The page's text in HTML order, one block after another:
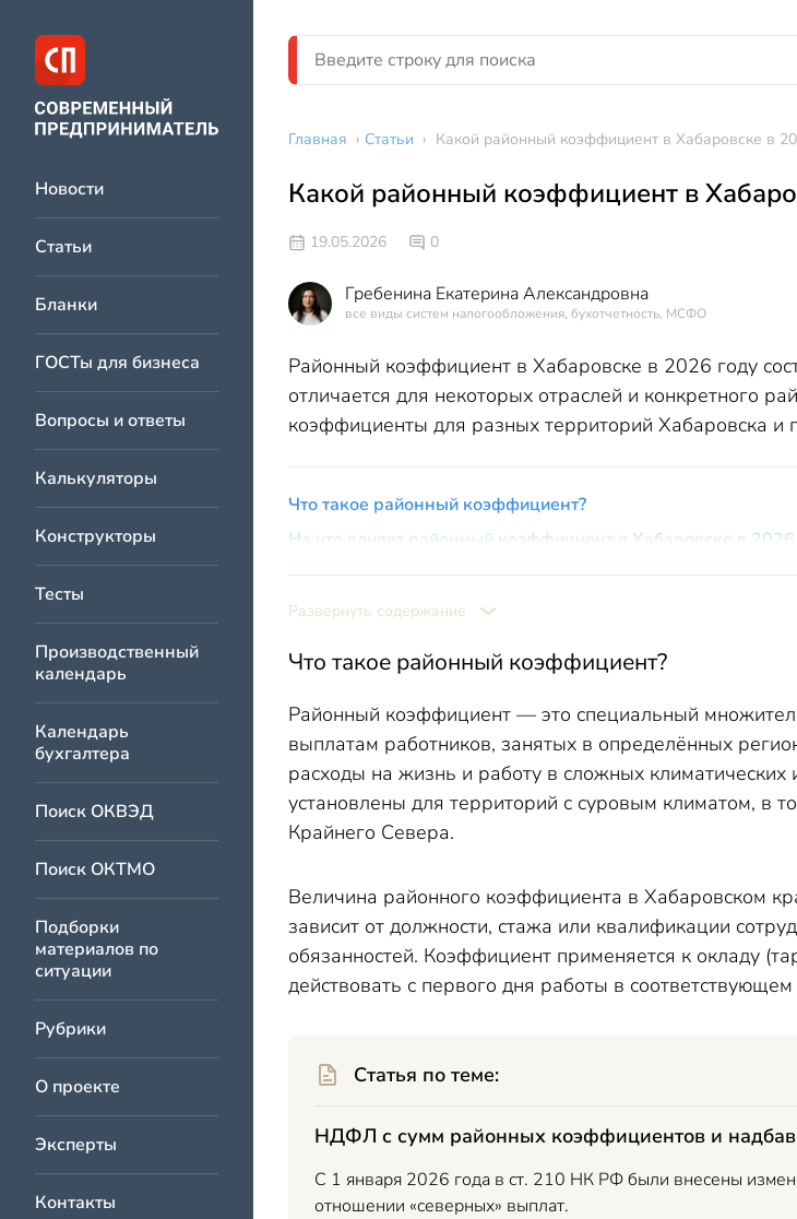
Новости
Статьи
Бланки
ГОСТы для бизнеса
Вопросы и ответы
Калькуляторы
Конструкторы
Тесты
Производственный
календарь
Календарь
бухгалтера
Поиск ОКВЭД
Поиск ОКТМО
Подборки
материалов по
ситуации
Рубрики
О проекте
Эксперты
Контакты
Главная › Статьи › Какой районный коэффициент в Хабаровске в
Какой районный коэффициент в
19.05.2026 0
Гребенина Екатерина Александровна
все виды систем налогообложения, бухотчетность, МСФО
Районный коэффициент в Хабаровске в 2026 году
отличается для некоторых отраслей и конкретного
коэффициенты для разных территорий Хабаровска и
Что такое районный коэффициент?
На что влияет районный коэффициент в Хабаровске в 2026
Как рассчитать зарплату с использованием районного
Какие районные коэффициенты применяются в Хабаровске
Особенности применения районного коэффициента в
Нормативная база районного коэффициента в
Важные нюансы при начислении районного
Итоги
Развернуть содержание
Что такое районный коэффициент?
Районный коэффициент — это специальный
выплатам работников, занятых в определённых
расходы на жизнь и работу в сложных
установлены для территорий с суровым климатом, в
Крайнего Севера.
Величина районного коэффициента в Хабаровском
зависит от должности, стажа или квалификации
обязанностей. Коэффициент применяется к окладу
действовать с первого дня работы в
Статья по теме:
НДФЛ с сумм районных коэффициентов и
С 1 января 2026 года в ст. 210 НК РФ были внесены
отношении «северных» выплат.